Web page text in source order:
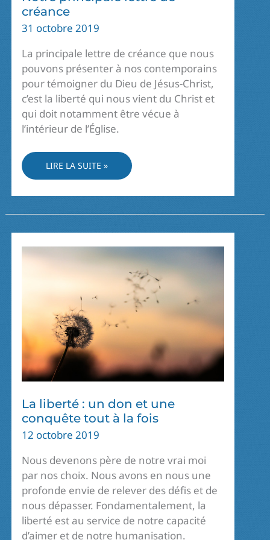
créance
31 octobre 2019
La principale lettre de créance que nous
pouvons présenter à nos contemporains
pour témoigner du Dieu de Jésus-Christ,
c’est la liberté qui nous vient du Christ et
qui doit notamment être vécue à
l’intérieur de l’Église.
NOTRE
PRINCIPALE
LETTRE
DE
LIRE LA SUITE »
La liberté : un don et une
conquête tout à la fois
12 octobre 2019
Nous devenons père de notre vrai moi
par nos choix. Nous avons en nous une
profonde envie de relever des défis et de
nous dépasser. Fondamentalement, la
liberté est au service de notre capacité
d’aimer et de notre humanisation.